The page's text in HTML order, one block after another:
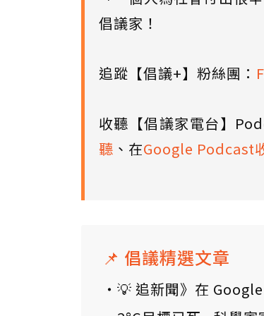
倡議家！
追蹤【倡議+】粉絲團：
收聽【倡議家電台】
聽 、在Google Podcast
📌 倡議精選文章
💡 追新聞》在